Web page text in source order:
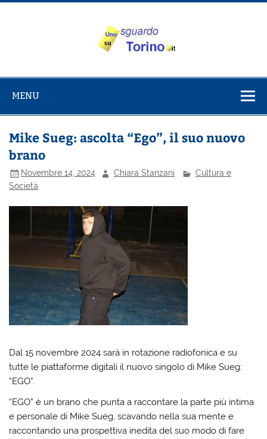
Salta
su Torino
MENU
Mike Sueg: ascolta “Ego”, il suo nuovo
brano
Novembre 14, 2024 Chiara Stanzani
Cultura e
Società
Dal 15 novembre 2024 sarà in rotazione radiofonica e su
tutte le piattaforme digitali il nuovo singolo di Mike Sueg:
“EGO”.
“EGO” è un brano che punta a raccontare la parte più intima
e personale di Mike Sueg, scavando nella sua mente e
raccontando una prospettiva inedita del suo modo di fare